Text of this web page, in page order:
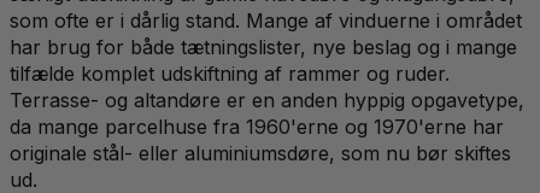
som ofte er i dårlig stand. Mange af vinduerne i området
har brug for både tætningslister, nye beslag og i mange
tilfælde komplet udskiftning af rammer og ruder.
Terrasse- og altandøre er en anden hyppig opgavetype,
da mange parcelhuse fra 1960'erne og 1970'erne har
originale stål- eller aluminiumsdøre, som nu bør skiftes
ud.